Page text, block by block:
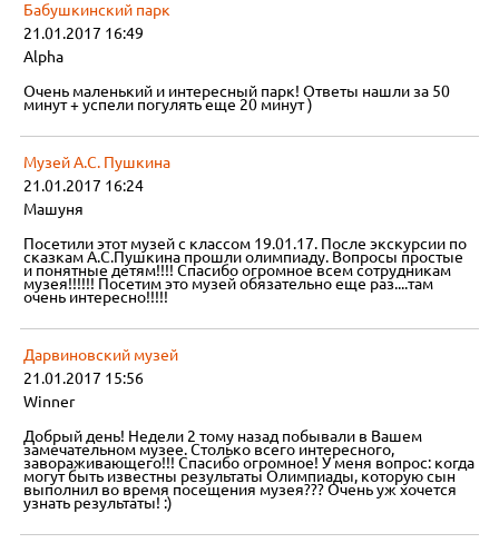
Бабушкинский парк
21.01.2017 16:49
Alpha
Очень маленький и интересный парк! Ответы нашли за 50
минут + успели погулять еще 20 минут )
Музей А.С. Пушкина
21.01.2017 16:24
Машуня
Посетили этот музей с классом 19.01.17. После экскурсии по
сказкам А.С.Пушкина прошли олимпиаду. Вопросы простые
и понятные детям!!!! Спасибо огромное всем сотрудникам
музея!!!!!! Посетим это музей обязательно еще раз....там
очень интересно!!!!!
Дарвиновский музей
21.01.2017 15:56
Winner
Добрый день! Недели 2 тому назад побывали в Вашем
замечательном музее. Столько всего интересного,
завораживающего!!! Спасибо огромное! У меня вопрос: когда
могут быть известны результаты Олимпиады, которую сын
выполнил во время посещения музея??? Очень уж хочется
узнать результаты! :)